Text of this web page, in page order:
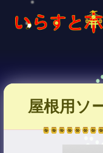
屋根用ソ